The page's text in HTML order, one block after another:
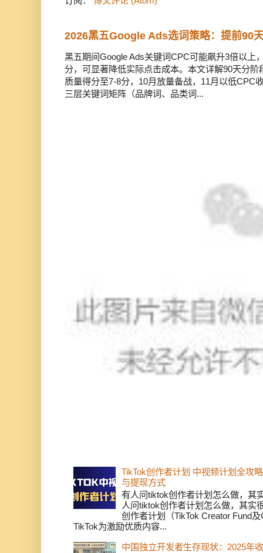
2026黑五Google Ads选词策略：提前90
黑五期间Google Ads关键词CPC可能飙升3倍以上
分，可显著降低实际点击成本。本文详解90天分
质量得分至7-8分，10月放量备战，11月以低CPC
三层关键词矩阵（品牌词、品类词...
TikTok创作者计划 中视频计划全攻
与提现方式
有人问tiktok创作者计划怎么做，其
人问tiktok创作者计划怎么做，其实
创作者计划（TikTok Creator Fund
TikTok为激励优质内容...
中国独立开发者生存现状：2025年